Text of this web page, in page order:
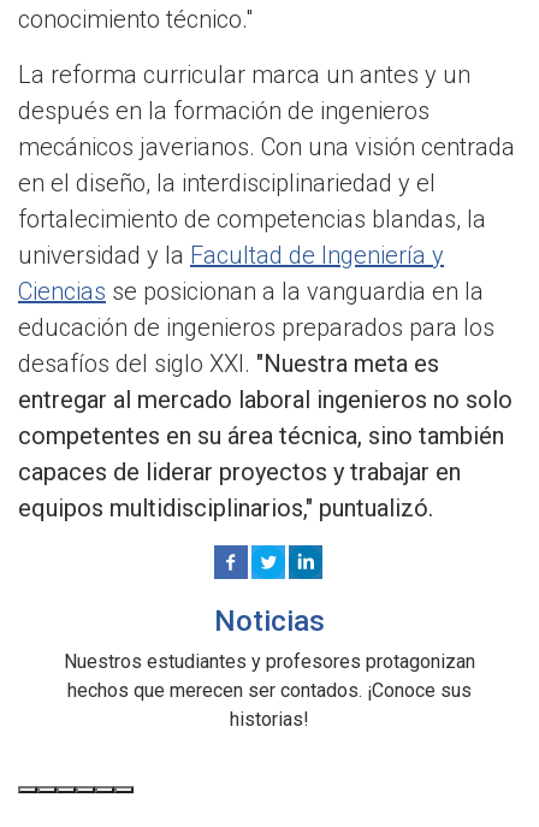
conocimiento técnico."
La reforma curricular marca un antes y un
después en la formación de ingenieros
mecánicos javerianos. Con una visión centrada
en el diseño, la interdisciplinariedad y el
fortalecimiento de competencias blandas, la
universidad y la Facultad de Ingeniería y
Ciencias se posicionan a la vanguardia en la
educación de ingenieros preparados para los
desafíos del siglo XXI. "Nuestra meta es
entregar al mercado laboral ingenieros no solo
competentes en su área técnica, sino también
capaces de liderar proyectos y trabajar en
equipos multidisciplinarios," puntualizó.
Noticias
Nuestros estudiantes y profesores protagonizan
hechos que merecen ser contados. ¡Conoce sus
historias!